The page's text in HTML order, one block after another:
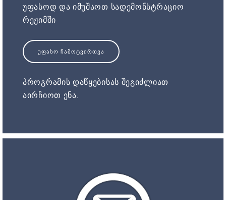
უფასოდ და იმუშაოთ სადემონსტრაციო
რეჟიმში
ᲣᲤᲐᲡᲝ ᲩᲐᲛᲝᲢᲕᲘᲠᲗᲕᲐ
პროგრამის დაწყებისას შეგიძლიათ
აირჩიოთ ენა.